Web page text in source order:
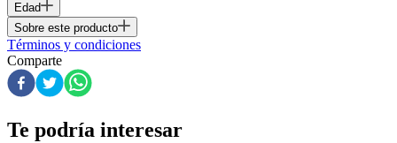
Edad
Sobre este producto
Términos y condiciones
Comparte
Te podría interesar